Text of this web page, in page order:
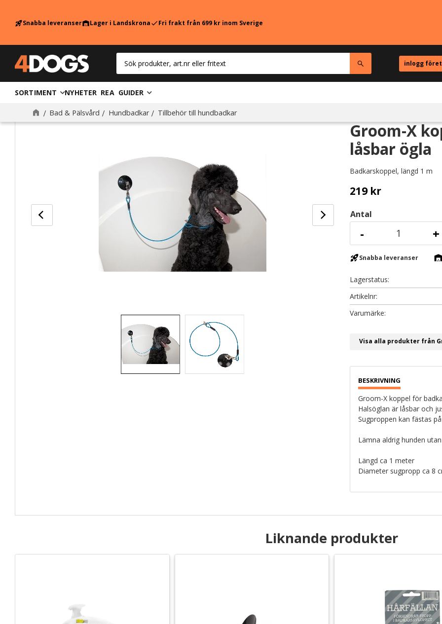
rocket_launchSnabba leveranserwarehouseLager i LandskronacheckFri frakt från 699 kr inom Sverige
inlogg
SORTIMENT NYHETER REA GUIDER
Bad & Pälsvård Hundbadkar Tillbehör till hundbadkar
Groom-X
låsbar ögla
Badkarskoppel, längd 1 m
219kr
Antal
+
-
rocket_launchSnabba leveranser
Lagerstatus
Artikelnr
Visa alla produkter från
Groom-X koppel för
Halsöglan är låsbar och
Sugproppen kan fästas
Lämna aldrig hunden
Längd ca 1 meter
Diameter sugpropp ca 8
Liknande produkter